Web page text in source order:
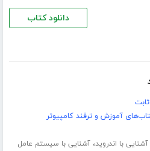
دانلود کتاب
آموزش و ترفند کامپیوتر
آشنایی با اندروید،آشنایی با سیستم عامل